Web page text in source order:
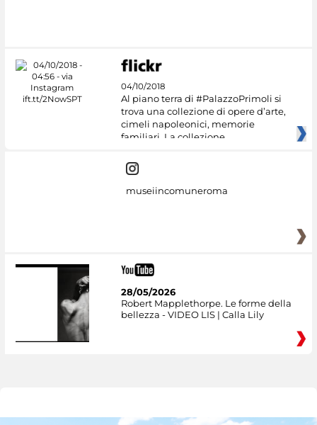
04/10/2018
Al piano terra di #PalazzoPrimoli si
trova una collezione di opere d’arte,
cimeli napoleonici, memorie
familiari. La collezione
museiincomuneroma
28/05/2026
Robert Mapplethorpe. Le forme della
bellezza - VIDEO LIS | Calla Lily